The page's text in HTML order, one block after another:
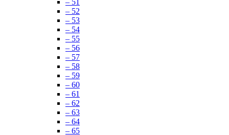
– 52
– 53
– 54
– 55
– 56
– 57
– 58
– 59
– 60
– 61
– 62
– 63
– 64
– 65